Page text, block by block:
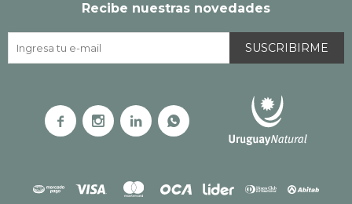
Recibe nuestras novedades
SUSCRIBIRME
   